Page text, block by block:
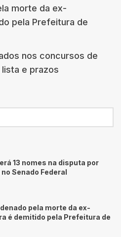
morte da ex-
pela Prefeitura de
nos concursos de
e prazos
13 nomes na disputa por
Senado Federal
pela morte da ex-
é demitido pela Prefeitura de